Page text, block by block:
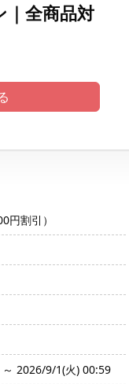
｜全商品対
円割引）
2026/9/1(火) 00:59